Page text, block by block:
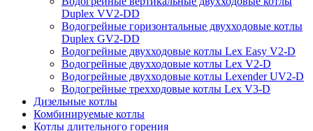
Duplex VV2-DD
Водогрейные горизонтальные двухходовые котлы
Duplex GV2-DD
Водогрейные двухходовые котлы Lex Easy V2-D
Водогрейные двухходовые котлы Lex V2-D
Водогрейные двухходовые котлы Lexender UV2-D
Водогрейные трехходовые котлы Lex V3-D
Дизельные котлы
Комбинируемые котлы
Котлы длительного горения